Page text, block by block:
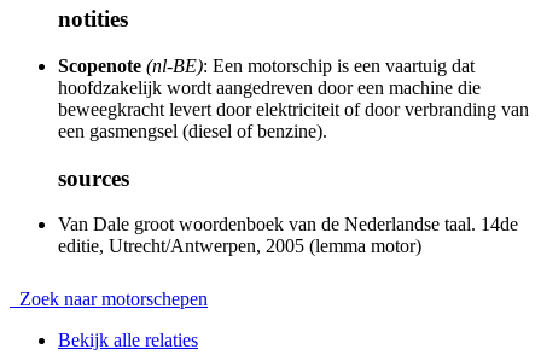
notities
Scopenote (nl-BE): Een motorschip is een vaartuig dat
hoofdzakelijk wordt aangedreven door een machine die
beweegkracht levert door elektriciteit of door verbranding van
een gasmengsel (diesel of benzine).
sources
Van Dale groot woordenboek van de Nederlandse taal. 14de
editie, Utrecht/Antwerpen, 2005 (lemma motor)
Zoek naar motorschepen
Bekijk alle relaties